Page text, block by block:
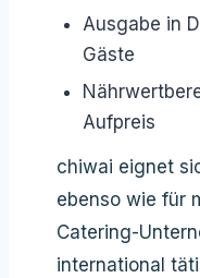
Ausgabe in
Gäste
Aufpreis
chiwai eignet
ebenso wie für
Catering-
international